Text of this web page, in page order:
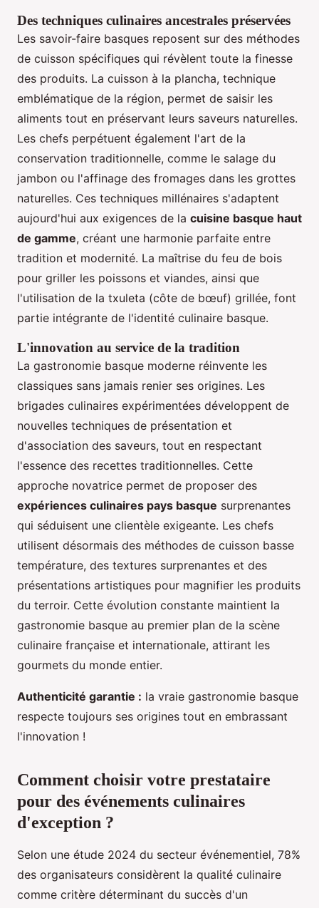
Des techniques culinaires ancestrales préservées
Les savoir-faire basques reposent sur des méthodes
de cuisson spécifiques qui révèlent toute la finesse
des produits. La cuisson à la plancha, technique
emblématique de la région, permet de saisir les
aliments tout en préservant leurs saveurs naturelles.
Les chefs perpétuent également l'art de la
conservation traditionnelle, comme le salage du
jambon ou l'affinage des fromages dans les grottes
naturelles. Ces techniques millénaires s'adaptent
aujourd'hui aux exigences de la cuisine basque haut
de gamme, créant une harmonie parfaite entre
tradition et modernité. La maîtrise du feu de bois
pour griller les poissons et viandes, ainsi que
l'utilisation de la txuleta (côte de bœuf) grillée, font
partie intégrante de l'identité culinaire basque.
L'innovation au service de la tradition
La gastronomie basque moderne réinvente les
classiques sans jamais renier ses origines. Les
brigades culinaires expérimentées développent de
nouvelles techniques de présentation et
d'association des saveurs, tout en respectant
l'essence des recettes traditionnelles. Cette
approche novatrice permet de proposer des
expériences culinaires pays basque surprenantes
qui séduisent une clientèle exigeante. Les chefs
utilisent désormais des méthodes de cuisson basse
température, des textures surprenantes et des
présentations artistiques pour magnifier les produits
du terroir. Cette évolution constante maintient la
gastronomie basque au premier plan de la scène
culinaire française et internationale, attirant les
gourmets du monde entier.
Authenticité garantie : la vraie gastronomie basque
respecte toujours ses origines tout en embrassant
l'innovation !
Comment choisir votre prestataire
pour des événements culinaires
d'exception ?
Selon une étude 2024 du secteur événementiel, 78%
des organisateurs considèrent la qualité culinaire
comme critère déterminant du succès d'un